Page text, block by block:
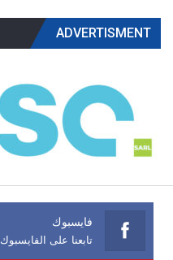
ADVERTISMENT
فايسبوك
تابعنا على الفايسبوك